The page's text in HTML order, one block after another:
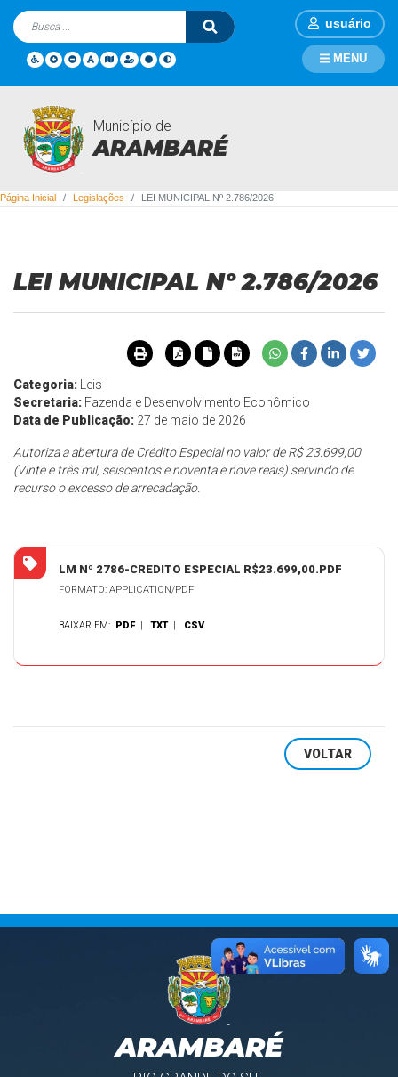
usuário
Município de
ARAMBARÉ
MENU
Legislações
Página Inicial Legislações LEI MUNICIPAL Nº 2.786/2026
LEI MUNICIPAL Nº 2.786/2026
Categoria:
Leis
Secretaria: Fazenda e Desenvolvimento Econômico
Data de Publicação: 27 de maio de 2026
Autoriza a abertura de Crédito Especial no valor de R$ 23.699,00
(Vinte e três mil, seiscentos e noventa e nove reais) servindo de
recurso o excesso de arrecadação.
LM Nº 2786-CREDITO ESPECIAL R$23.699,00.PDF
FORMATO: APPLICATION/PDF
BAIXAR EM: PDF |TXT | CSV
VOLTAR
ARAMBARÉ